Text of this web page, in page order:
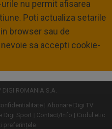
nu permit afisarea
Poti actualiza setarile
browser sau de
sa accepti cookie-
ROMANIA S.A.
Abonare Digi TV
Digi Sport Contact/Info
Codul etic
preferințele